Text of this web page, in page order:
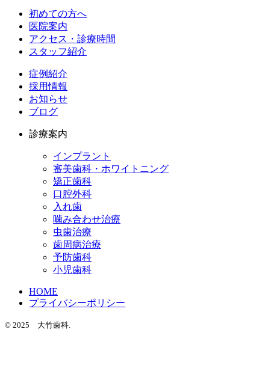
初めての方へ
医院案内
アクセス・診療時間
スタッフ紹介
症例紹介
採用情報
お知らせ
ブログ
診療案内
インプラント
審美歯科・ホワイトニング
矯正歯科
口腔外科
入れ歯
噛み合わせ治療
虫歯治療
歯周病治療
予防歯科
小児歯科
HOME
プライバシーポリシー
© 2025 大竹歯科.